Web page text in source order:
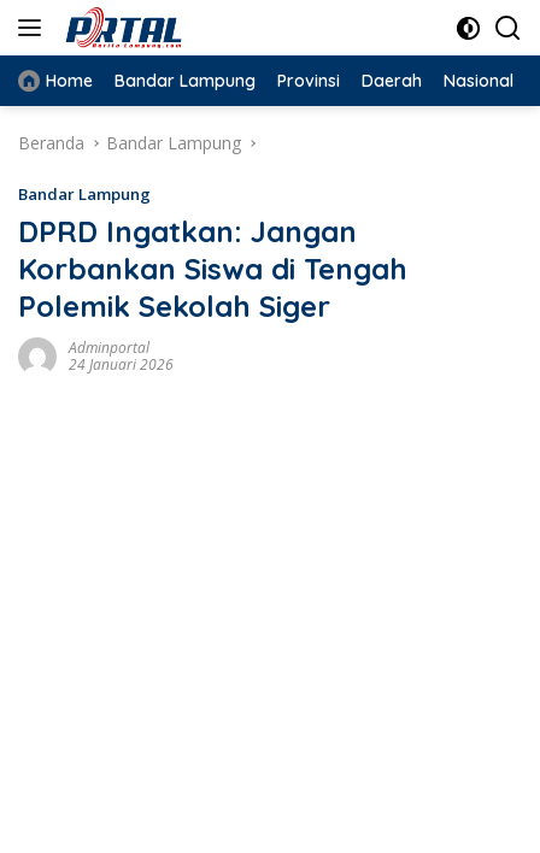
Langsung
konten
Home Bandar Lampung Provinsi Daerah Nasional
Beranda Bandar Lampung
Bandar Lampung
DPRD Ingatkan: Jangan
Korbankan Siswa di Tengah
Polemik Sekolah Siger
Adminportal
24 Januari 2026